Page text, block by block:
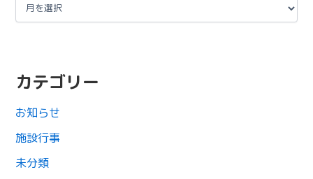
カテゴリー
お知らせ
施設行事
未分類